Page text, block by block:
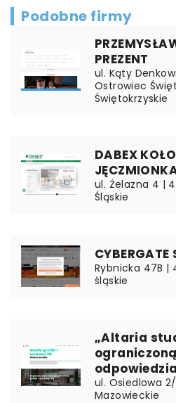
Podobne firmy
PREZENT
ul. Kąty
Ostrowiec
Świętokrzyskie
DABEX
ul. Żelazna 4 |
Śląskie
Rybnicka 47B |
śląskie
„Altaria
ograniczoną
ul. Osiedlowa
Mazowieckie